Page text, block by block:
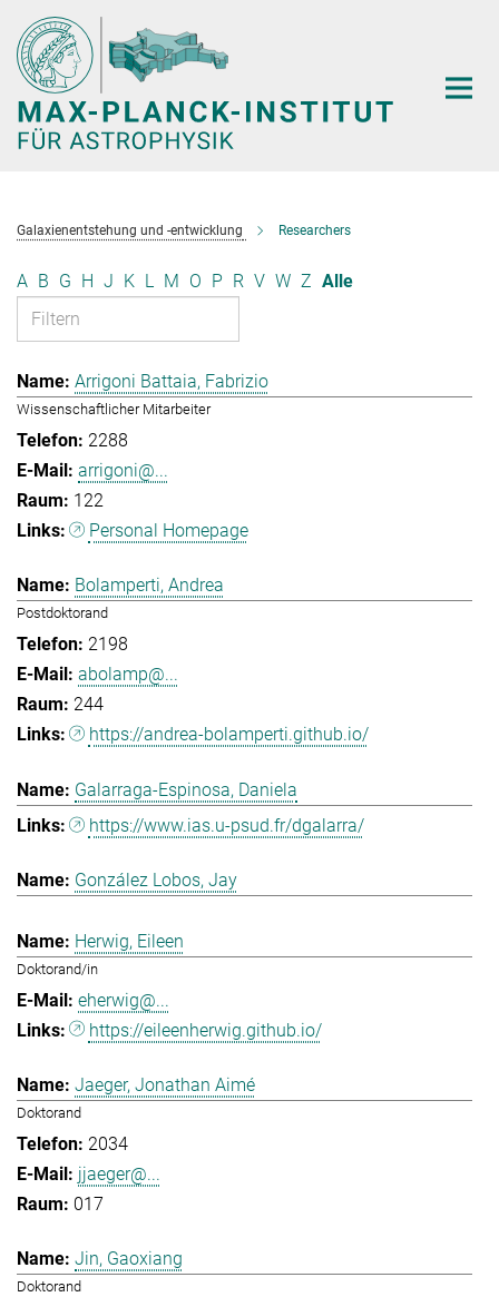
Hauptinhalt
Galaxienentstehung und -entwicklung Researchers
A B G H J K L M O P R V W Z Alle
Arrigoni Battaia, Fabrizio
Wissenschaftlicher Mitarbeiter
2288
arrigoni@...
122
Personal Homepage
Bolamperti, Andrea
Postdoktorand
2198
abolamp@...
244
https://andrea-bolamperti.github.io/
Galarraga-Espinosa, Daniela
https://www.ias.u-psud.fr/dgalarra/
González Lobos, Jay
Herwig, Eileen
Doktorand/in
eherwig@...
https://eileenherwig.github.io/
Jaeger, Jonathan Aimé
Doktorand
2034
jjaeger@...
017
Jin, Gaoxiang
Doktorand